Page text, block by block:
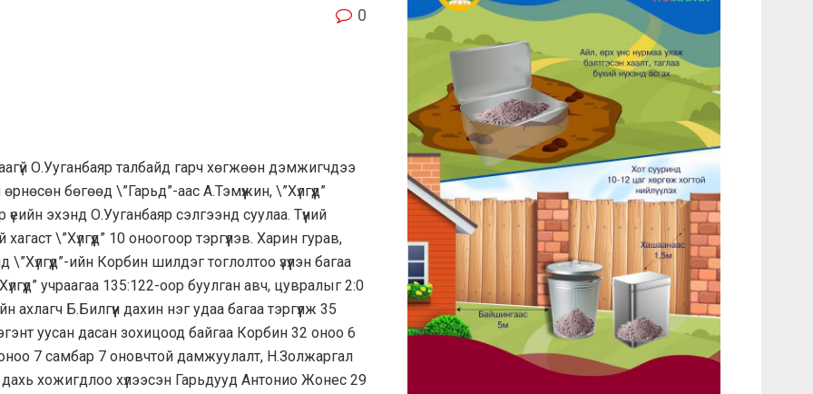
0
О.Ууганбаяр талбайд гарч хөгжөөн дэмжигчдээ
бөгөөд \”Гарьд”-аас А.Тэмүүжин, \”Хүлгүүд”
эхэнд О.Ууганбаяр сэлгээнд суулаа. Түүний
\”Хүлгүүд” 10 оноогоор тэргүүлэв. Харин гурав,
ийн Корбин шилдэг тоглолтоо үзүүлэн багаа
учраагаа 135:122-оор буулган авч, цувралыг 2:0
ахлагч Б.Билгүүн дахин нэг удаа багаа тэргүүлж 35
уусан дасан зохицоод байгаа Корбин 32 оноо 6
7 самбар 7 оновчтой дамжуулалт, Н.Золжаргал
хожигдлоо хүлээсэн Гарьдууд Антонио Жонес 29